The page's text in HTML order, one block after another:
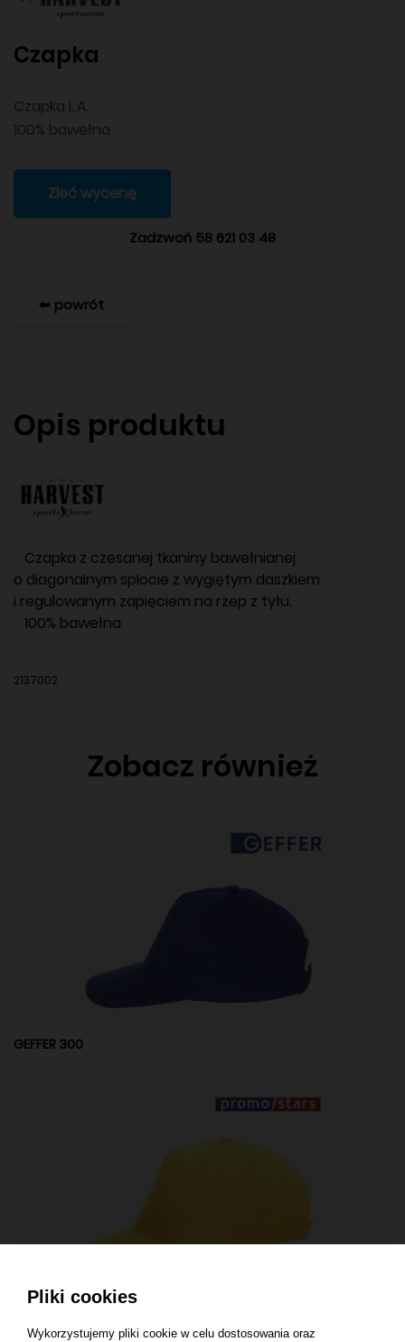
Czapka
Czapka L.A.
100% bawełna
Zleć wycenę
Zadzwoń 58 621 03 48
⬅ powrót
Opis produktu
Czapka z czesanej tkaniny bawełnianej
o diagonalnym splocie z wygiętym daszkiem
i regulowanym zapięciem na rzep z tyłu.
100% bawełna
2137002
Zobacz również
GEFFER 300
CLASSIC KID
Pliki cookies
Wykorzystujemy pliki cookie w celu dostosowania oraz